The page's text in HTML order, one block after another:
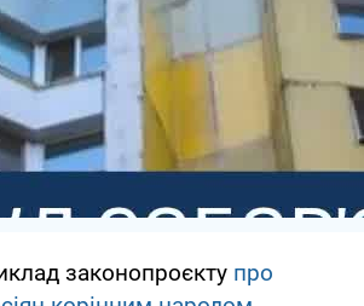
законопроєкту про